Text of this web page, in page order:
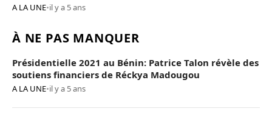
A LA UNE•il y a 5 ans
À NE PAS MANQUER
Présidentielle 2021 au Bénin: Patrice Talon révèle des
soutiens financiers de Réckya Madougou
A LA UNE•il y a 5 ans